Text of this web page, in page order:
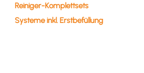
Reiniger-Komplettsets
Systeme inkl. Erstbefüllung